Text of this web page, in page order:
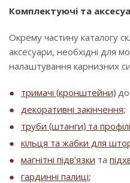
Комплектуючі та
Окрему частину каталогу
аксесуари, необхідні для
налаштування карнизних
тримачі (кронштейни) до
декоративні закінчення;
труби (штанги) та профілі
кільця та жабки для
магнітні підв’язки та
гардинні палиці;